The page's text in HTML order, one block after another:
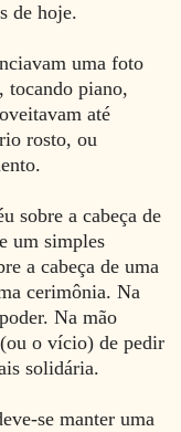
de hoje.
uma foto
tocando piano,
até
rosto, ou
sobre a cabeça de
um simples
a cabeça de uma
cerimônia. Na
Na mão
o vício) de pedir
solidária.
se manter uma